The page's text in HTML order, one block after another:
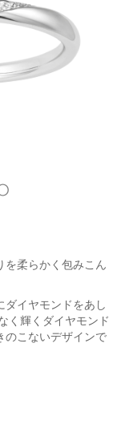
を柔らかく包みこん
ダイヤモンドをあし
く輝くダイヤモンド
のこないデザインで